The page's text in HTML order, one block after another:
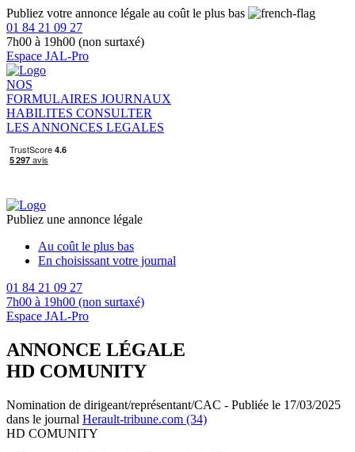
Publiez votre annonce légale au coût le plus bas
01 84 21 09 27
7h00 à 19h00 (non surtaxé)
Espace JAL-Pro
NOS
FORMULAIRES JOURNAUX
HABILITES CONSULTER
LES ANNONCES LEGALES
Publiez une annonce légale
Au coût le plus bas
En choisissant votre journal
01 84 21 09 27
7h00 à 19h00 (non surtaxé)
Espace JAL-Pro
ANNONCE LÉGALE
HD COMUNITY
Nomination de dirigeant/représentant/CAC - Publiée le 17/03/2025
dans le journal Herault-tribune.com (34)
HD COMUNITY